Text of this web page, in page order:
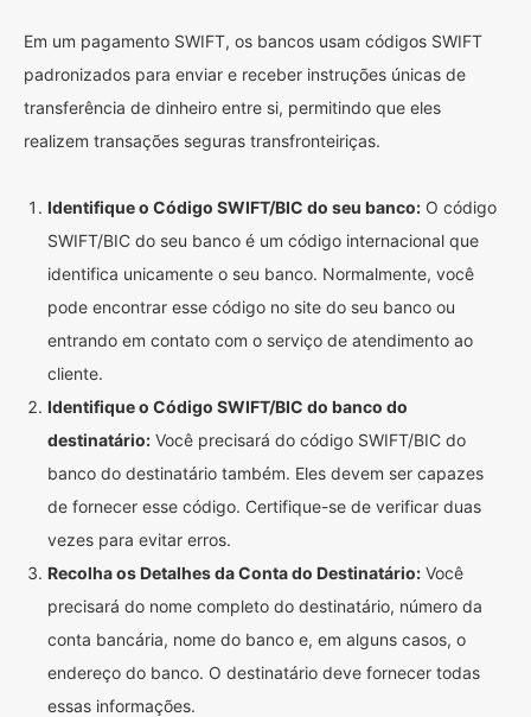
Em um pagamento SWIFT, os bancos usam códigos SWIFT
padronizados para enviar e receber instruções únicas de
transferência de dinheiro entre si, permitindo que eles
realizem transações seguras transfronteiriças.
Identifique o Código SWIFT/BIC do seu banco: O código
SWIFT/BIC do seu banco é um código internacional que
identifica unicamente o seu banco. Normalmente, você
pode encontrar esse código no site do seu banco ou
entrando em contato com o serviço de atendimento ao
cliente.
Identifique o Código SWIFT/BIC do banco do
destinatário: Você precisará do código SWIFT/BIC do
banco do destinatário também. Eles devem ser capazes
de fornecer esse código. Certifique-se de verificar duas
vezes para evitar erros.
Recolha os Detalhes da Conta do Destinatário: Você
precisará do nome completo do destinatário, número da
conta bancária, nome do banco e, em alguns casos, o
endereço do banco. O destinatário deve fornecer todas
essas informações.